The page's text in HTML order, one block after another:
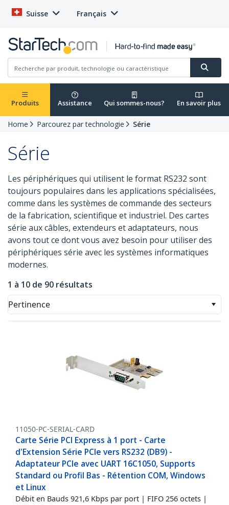
Suisse Français
Produits Assistance Qui sommes-nous? En savoir plus
Home Parcourez par technologie Série
Série
Les périphériques qui utilisent le format RS232 sont
toujours populaires dans les applications spécialisées,
comme dans les systèmes de commande des secteurs
de la fabrication, scientifique et industriel. Des cartes
série aux câbles, extendeurs et adaptateurs, nous
avons tout ce dont vous avez besoin pour utiliser des
périphériques série avec les systèmes informatiques
modernes.
1 à 10 de 90 résultats
Pertinence
11050-PC-SERIAL-CARD
Carte Série PCI Express à 1 port - Carte
d'Extension Série PCIe vers RS232 (DB9) -
Adaptateur PCIe avec UART 16C1050, Supports
Standard ou Profil Bas - Rétention COM, Windows
et Linux
Débit en Bauds 921,6 Kbps par port | FIFO 256 octets |